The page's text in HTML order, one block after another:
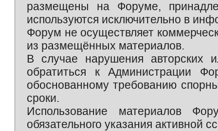
размещены на Форуме,
используются исключительно в
Форум не осуществляет
из размещённых материалов.
В случае нарушения авторских
обратиться к Администрации
обоснованному требованию
сроки.
Использование материалов
обязательного указания активной